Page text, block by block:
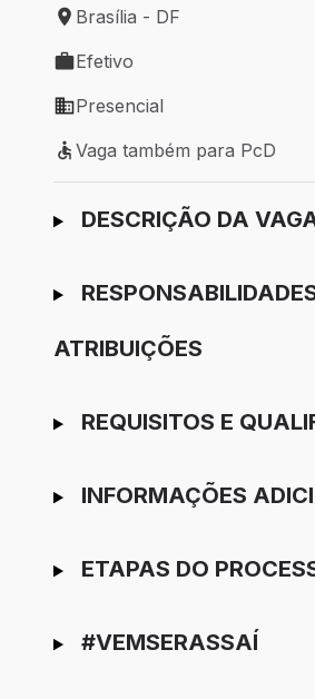
Local de trabalho: Brasília - DF
Brasília - DF
Tipo de vaga: Efetivo
Efetivo
Modelo de trabalho: Presencial
Presencial
Vaga também para PcD
Vaga também para PcD
Ir para candidatura
DESCRIÇÃO DA
ATRIBUIÇÕES
REQUISITOS E
INFORMAÇÕES
ETAPAS DO
#VEMSERASSAÍ